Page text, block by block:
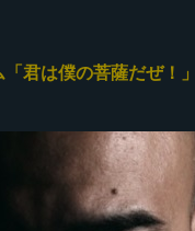
君は僕の菩薩だぜ！」